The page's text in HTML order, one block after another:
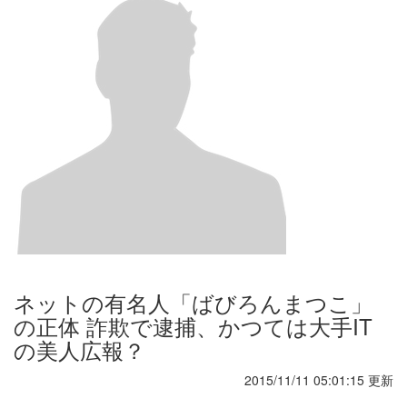
ネットの有名人「ばびろんまつこ」
の正体 詐欺で逮捕、かつては大手IT
の美人広報？
2015/11/11 05:01:15 更新